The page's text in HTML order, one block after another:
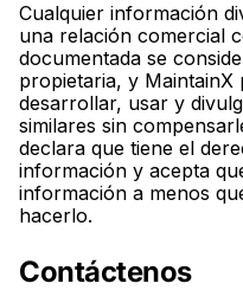
Cualquier información
una relación comercial
documentada se
propietaria, y
desarrollar, usar y
similares sin
declara que tiene el
información y acepta
información a menos
hacerlo.
Contáctenos